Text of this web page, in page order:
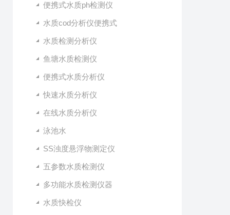
便携式水质ph检测仪
水质cod分析仪便携式
水质检测分析仪
鱼塘水质检测仪
便携式水质分析仪
快速水质分析仪
在线水质分析仪
泳池水
SS浊度悬浮物测定仪
五参数水质检测仪
多功能水质检测仪器
水质快检仪